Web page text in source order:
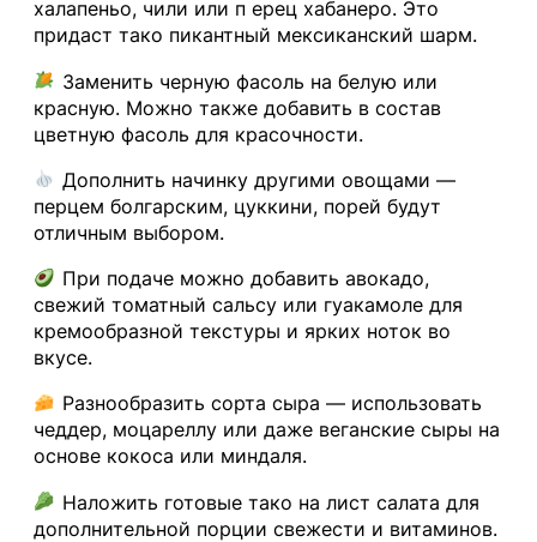
халапеньо, чили или п ерец хабанеро. Это
придаст тако пикантный мексиканский шарм.
Заменить черную фасоль на белую или
красную. Можно также добавить в состав
цветную фасоль для красочности.
Дополнить начинку другими овощами —
перцем болгарским, цуккини, порей будут
отличным выбором.
При подаче можно добавить авокадо,
свежий томатный сальсу или гуакамоле для
кремообразной текстуры и ярких ноток во
вкусе.
Разнообразить сорта сыра — использовать
чеддер, моцареллу или даже веганские сыры на
основе кокоса или миндаля.
Наложить готовые тако на лист салата для
дополнительной порции свежести и витаминов.